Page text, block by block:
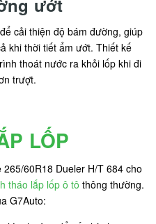
ướt
cải thiện độ bám đường, giúp
khi thời tiết ẩm ướt. Thiết kế
thoát nước ra khỏi lốp khi đi
trượt.
LỐP
60R18 Dueler H/T 684 cho
tháo lắp lốp ô tô thông thường.
G7Auto: